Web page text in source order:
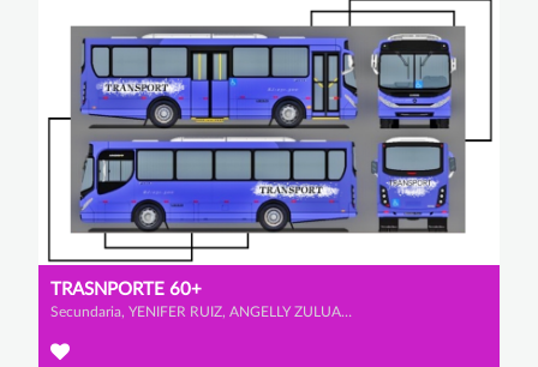
TRASNPORTE 60+
Secundaria, YENIFER RUIZ, ANGELLY ZULUAGA y YURY PUENTES